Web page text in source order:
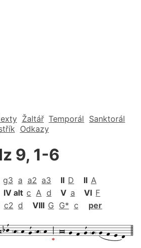
Žaltář Temporál Sanktorál
Odkazy
Iz 9, 1-6
g3 a a2 a3 II D II A
IV alt c A d V a VI F
c2 d VIII G G* c per